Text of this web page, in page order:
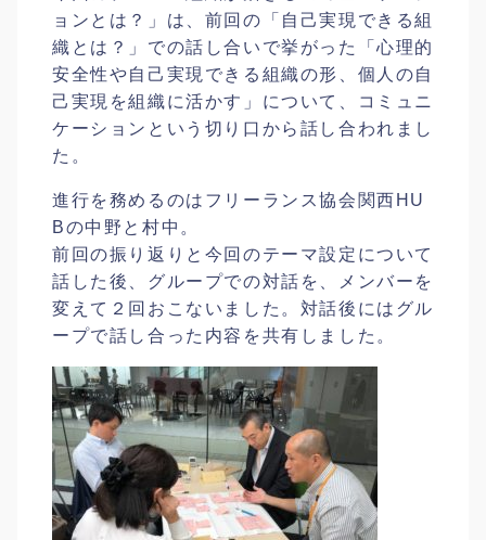
ョンとは？」は、前回の「自己実現できる組
織とは？」での話し合いで挙がった「心理的
安全性や自己実現できる組織の形、個人の自
己実現を組織に活かす」について、コミュニ
ケーションという切り口から話し合われまし
た。
進行を務めるのはフリーランス協会関西HU
Bの中野と村中。
前回の振り返りと今回のテーマ設定について
話した後、グループでの対話を、メンバーを
変えて２回おこないました。対話後にはグル
ープで話し合った内容を共有しました。